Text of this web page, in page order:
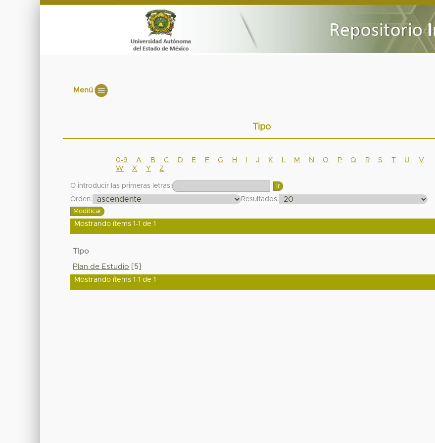
Menú
Tipo
0-9 A B C D E F G H J K M N O P Q R S T U
V
W
X Y Z
O introducir las primeras letras:
Orden:
Resultados:
Mostrando ítems 1-1 de 1
Tipo
Plan de Estudio [5]
Mostrando ítems 1-1 de 1